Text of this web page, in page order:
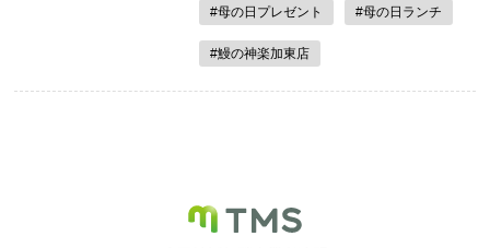
#母の日プレゼント #母の日ランチ
#鰻の神楽加東店